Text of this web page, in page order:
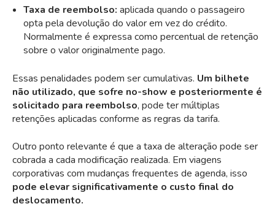
Taxa de reembolso: aplicada quando o passageiro
opta pela devolução do valor em vez do crédito.
Normalmente é expressa como percentual de retenção
sobre o valor originalmente pago.
Essas penalidades podem ser cumulativas. Um bilhete
não utilizado, que sofre no-show e posteriormente é
solicitado para reembolso, pode ter múltiplas
retenções aplicadas conforme as regras da tarifa.
Outro ponto relevante é que a taxa de alteração pode ser
cobrada a cada modificação realizada. Em viagens
corporativas com mudanças frequentes de agenda, isso
pode elevar significativamente o custo final do
deslocamento.